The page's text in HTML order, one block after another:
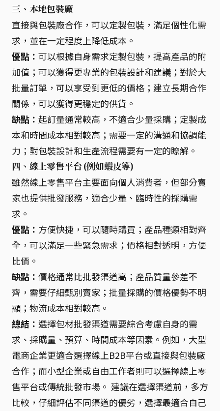
三、本地包裝廠
直接與包裝廠合作，可以定製包裝，滿足個性化需
求，並在一定程度上降低成本。
優點： 可以根據自身需求定製包裝，提高產品的附
加值；可以獲得更專業的包裝設計和建議；對於大
批量訂單，可以享受到更低的價格；建立長期合作
關係，可以獲得更穩定的供貨。
缺點： 起訂量通常較高，不適合少量採購；定製成
本和時間成本相對較高；需要一定的溝通和協調能
力；對包裝設計和生產流程需要有一定的瞭解。
四、線上零售平台 (例如蝦皮等)
雖然線上零售平台主要面向個人消費者，但部分賣
家也提供批發服務，適合少量、臨時性的採購需
求。
優點： 方便快捷，可以隨時購買；產品種類相對齊
全，可以滿足一些緊急需求；價格相對透明，方便
比價。
缺點： 價格通常比批發渠道高；產品質量參差不
齊，需要仔細甄別賣家；批量採購的價格優勢不明
顯；物流成本相對較高。
總結： 選擇包材批發渠道需要綜合考慮自身的需
求、採購量、預算、時間成本等因素。例如，大型
電商企業更適合選擇線上B2B平台或直接與包裝廠
合作；而小型企業或自由工作者則可以選擇線上零
售平台或傳統批發市場。 建議在選擇渠道前，多方
比較，仔細評估不同渠道的優劣，選擇最適合自己